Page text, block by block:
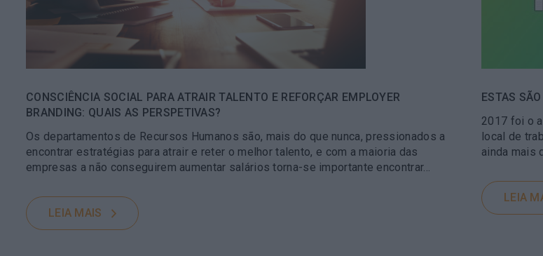
CONSCIÊNCIA SOCIAL PARA ATRAIR TALENTO E REFORÇAR EMPLOYER
BRANDING: QUAIS AS PERSPETIVAS?
Os departamentos de Recursos Humanos são, mais do que nunca, pressionados a
encontrar estratégias para atrair e reter o melhor talento, e com a maioria das
empresas a não conseguirem aumentar salários torna-se importante encontrar…
LEIA MAIS
ESTAS
2017 foi o
local de
ainda mais
LEIA